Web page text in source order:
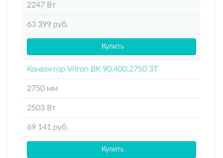
2247 Вт
63 399 руб.
Купить
Конвектор Vitron ВК 90.400.2750 3Т
2750 мм
2503 Вт
69 141 руб.
Купить